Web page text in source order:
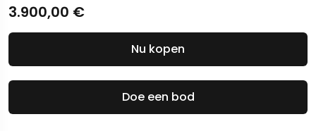
3.900,00 €
Doe een bod
Nu kopen